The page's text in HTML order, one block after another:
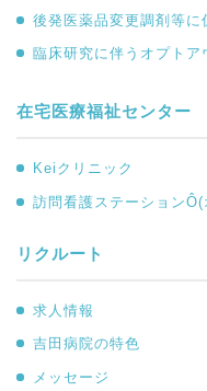
後発医薬品変更調剤等に
臨床研究に伴うオプトア
在宅医療福祉センター
Keiクリニック
訪問看護ステーションÔ(
リクルート
求人情報
吉田病院の特色
メッセージ